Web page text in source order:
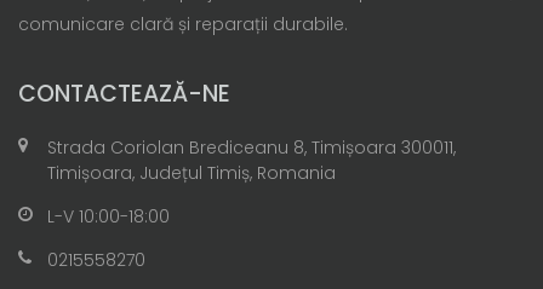
comunicare clară și reparații durabile.
CONTACTEAZĂ-NE
Strada Coriolan Brediceanu 8, Timișoara 300011,
Timișoara, Județul Timiș, Romania
L-V 10:00-18:00
0215558270